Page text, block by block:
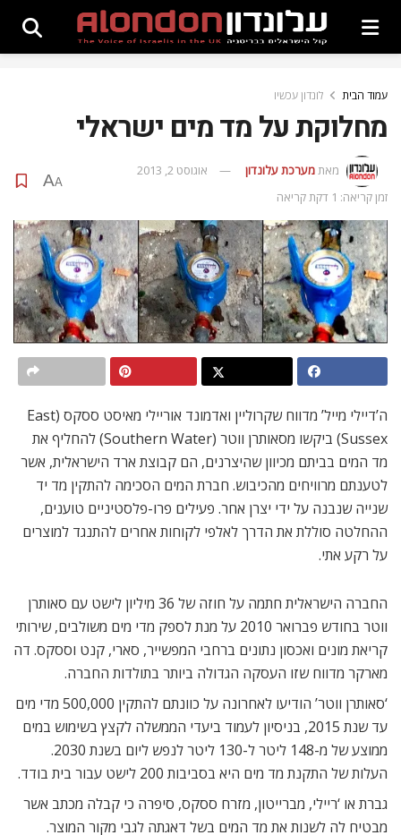
עמוד הבית לונדון עכשיו
מחלוקת על מד מים ישראלי
מאתמערכת עלונדון
אוגוסט 2, 2013
זמן קריאה: 1 דקת קריאה
A
A
ה’דיילי מייל’ מדווח שקרוליין ואדמונד אוריילי מאיסט ססקס (East
Sussex) ביקשו מסאותרן ווטר (Southern Water) להחליף את
מד המים בביתם מכיוון שהיצרנים, הם קבוצת ארד הישראלית, אשר
לטענתם מרוויחים מהכיבוש. חברת המים הסכימה להתקין מד יד
שנייה שנבנה על ידי יצרן אחר. פעילים פרו-פלסטיניים טוענים,
ההחלטה סוללת את הדרך לאלפי לקוחות אחרים להתנגד למוצרים
על רקע אתי.
החברה הישראלית חתמה על חוזה של 36 מיליון לישט עם סאותרן
ווטר בחודש פברואר 2010 על מנת לספק מדי מים משולבים, שירותי
קריאת מונים ואכסון נתונים ברחבי המפשייר, סארי, קנט וססקס. דה
מארקר מדווח שזו העסקה הגדולה ביותר בתולדות החברה.
‘סאותרן ווטר’ הודיעו לאחרונה על כוונתם להתקין 500,000 מדי מים
עד שנת 2015, בניסיון לעמוד ביעדי הממשלה לקצץ בשימוש במים
ממוצע של מ-148 ליטר ל-130 ליטר לנפש ליום בשנת 2030.
העלות של התקנת מד מים היא בסביבות 200 לישט עבור בית בודד.
גברת או ‘ריילי, מברייטון, מזרח ססקס, סיפרה כי קבלה מכתב אשר
מבטיח לה לשנות את מד המים בשל דאגתה לגבי מקור המוצר.